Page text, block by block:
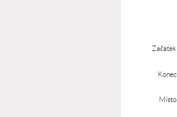
Začátek
Konec
Místo